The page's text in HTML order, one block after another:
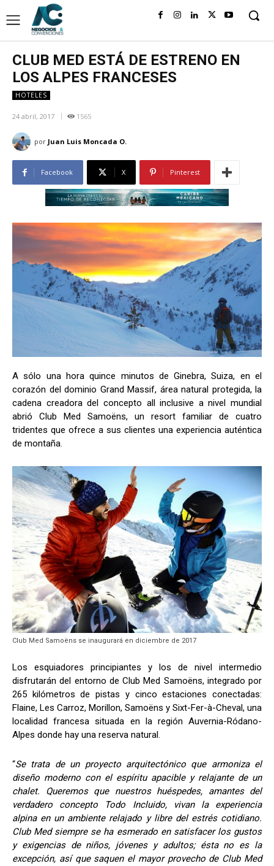
CLUB MED ESTÁ DE ESTRENO EN
LOS ALPES FRANCESES
HOTELES
24 abril, 2017 1565
por Juan Luis Moncada O.
Facebook X Pinterest
A sólo una hora quince minutos de Ginebra, Suiza, en el
corazón del dominio Grand Massif, área natural protegida, la
cadena creadora del concepto all inclusive a nivel mundial
abrió Club Med Samoëns, un resort familiar de cuatro
tridentes que ofrece a sus clientes una experiencia auténtica
de montaña.
Club Med Samoëns se inaugurará en diciembre de 2017
Los esquiadores principiantes y los de nivel intermedio
disfrutarán del entorno de Club Med Samoëns, integrado por
265 kilómetros de pistas y cinco estaciones conectadas:
Flaine, Les Carroz, Morillon, Samoëns y Sixt-Fer-à-Cheval, una
localidad francesa situada en la región Auvernia-Ródano-
Alpes donde hay una reserva natural.
“Se trata de un proyecto arquitectónico que armoniza el
diseño moderno con el espíritu apacible y relajante de un
chalet. Queremos que nuestros huéspedes, amantes del
verdadero concepto Todo Incluido, vivan la experiencia
alpina en un ambiente relajado y libre del estrés cotidiano.
Club Med siempre se ha esmerado en satisfacer los gustos
y exigencias de niños, jóvenes y adultos; ésta no es la
excepción, así que saquen el mayor provecho de Club Med